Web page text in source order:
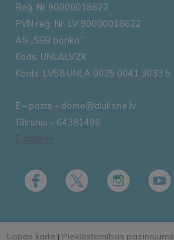
Reģ. Nr.90000018622
PVN reģ. Nr. LV 90000018622
AS „SEB banka”
Kods: UNLALV2X
Konts: LV58 UNLA 0025 0041 3033 5
E – pasts – dome@aluksne.lv
Tālrunis – 64381496
E-adrese
Lapas karte | Piekļūstamības paziņojums